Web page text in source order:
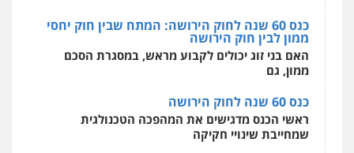
מרכז התחלה חדשה
אסירים עבירות מין שירותים מקצועיים
לעורכי דין
כנס 60 שנה לחוק הירושה: המתח שבין חוק יחסי
ממון לבין חוק הירושה
האם בני זוג יכולים לקבוע מראש, במסגרת הסכם
ממון, גם
כנס 60 שנה לחוק הירושה
ראשי הכנס מדגישים את המהפכה הטכנולגית
שמחייבת שינויי חקיקה